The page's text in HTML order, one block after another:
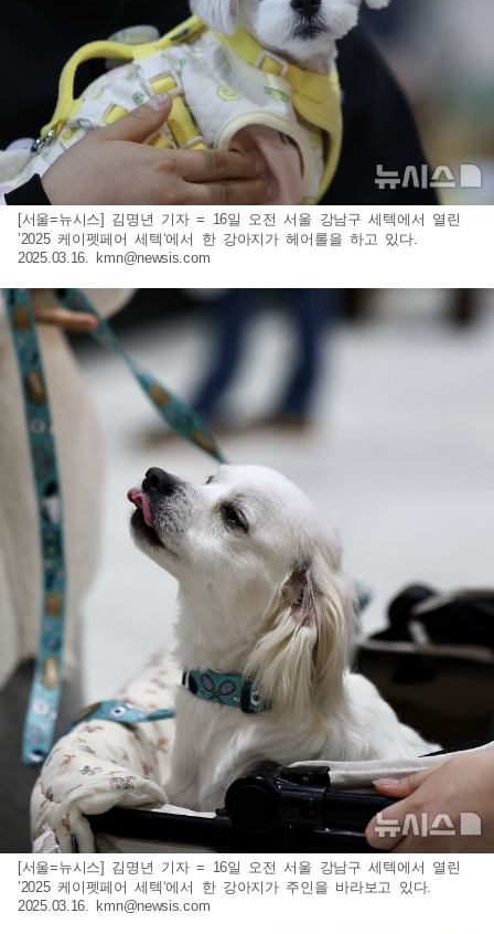
[서울=뉴시스] 김명년 기자 = 16일 오전 서울 강남구 세텍에서 열린
’2025 케이펫페어 세텍‘에서 한 강아지가 헤어롤을 하고 있다.
2025.03.16.
kmn@newsis.com
[서울=뉴시스] 김명년 기자 = 16일 오전 서울 강남구 세텍에서 열린
’2025 케이펫페어 세텍‘에서 한 강아지가 주인을 바라보고 있다.
2025.03.16.
kmn@newsis.com